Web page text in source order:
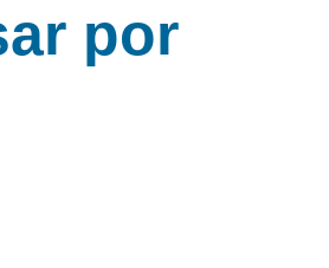
por